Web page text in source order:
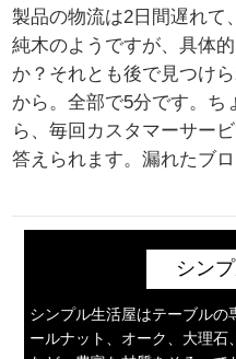
製品の物流は2日間遅れて
純木のようですが、具体
か？それとも後で見つけ
から。全部で5分です。ち
ら、毎回カスタマーサー
答えられます。漏れたブ
シン
シンプル生活屋はテーブルの
ールナット、オーク、大理石